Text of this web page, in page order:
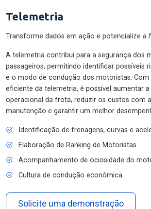
Telemetria
Transforme dados em ação e potencialize a
A telemetria contribui para a segurança dos
passageiros, permitindo identificar possíveis
e o modo de condução dos motoristas. Com
eficiente da telemetria, é possível aumentar
operacional da frota, reduzir os custos com
manutenção e garantir um melhor
Identificação de frenagens, curvas e
Elaboração de Ranking de Motoristas
Acompanhamento de ociosidade do
Cultura de condução econômica
Solicite uma demonstração